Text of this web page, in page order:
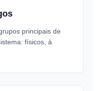
principais de
físicos, à